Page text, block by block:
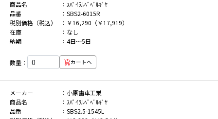
商品名
ｽﾊﾟｲﾗﾙﾍﾞﾍﾞﾙｷﾞﾔ
品番
SBS2-6015R
税別価格（税込）
￥16,290（￥17,919）
在庫
なし
納期
4日～5日
数量： カートへ
メーカー
小原歯車工業
商品名
ｽﾊﾟｲﾗﾙﾍﾞﾍﾞﾙｷﾞﾔ
品番
SBS2.5-1545L